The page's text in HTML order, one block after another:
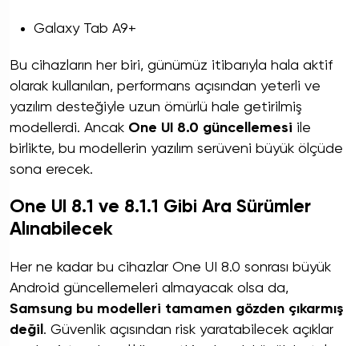
Galaxy Tab A9+
Bu cihazların her biri, günümüz itibarıyla hala aktif
olarak kullanılan, performans açısından yeterli ve
yazılım desteğiyle uzun ömürlü hale getirilmiş
modellerdi. Ancak One UI 8.0 güncellemesi ile
birlikte, bu modellerin yazılım serüveni büyük ölçüde
sona erecek.
One UI 8.1 ve 8.1.1 Gibi Ara Sürümler
Alınabilecek
Her ne kadar bu cihazlar One UI 8.0 sonrası büyük
Android güncellemeleri almayacak olsa da,
Samsung bu modelleri tamamen gözden çıkarmış
değil . Güvenlik açısından risk yaratabilecek açıklar